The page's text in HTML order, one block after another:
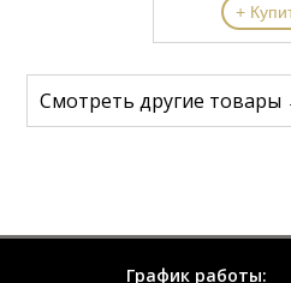
+
Смотреть другие товары
График работы: